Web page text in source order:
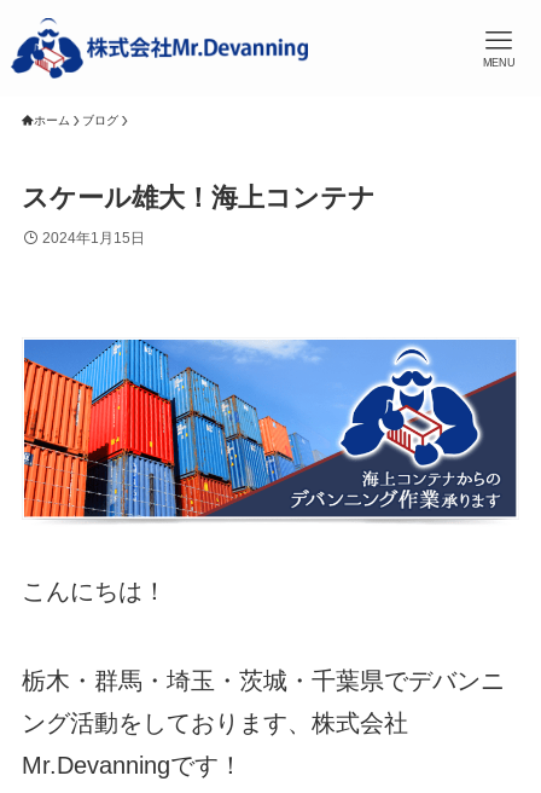
MENU
ホーム ブログ
スケール雄大！海上コンテナ
2024年1月15日
こんにちは！
栃木・群馬・埼玉・茨城・千葉県でデバンニ
ング活動をしております、株式会社
Mr.Devanningです！